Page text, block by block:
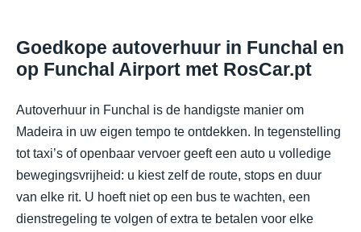
Goedkope autoverhuur in Funchal en
op Funchal Airport met RosCar.pt
Autoverhuur in Funchal is de handigste manier om
Madeira in uw eigen tempo te ontdekken. In tegenstelling
tot taxi’s of openbaar vervoer geeft een auto u volledige
bewegingsvrijheid: u kiest zelf de route, stops en duur
van elke rit. U hoeft niet op een bus te wachten, een
dienstregeling te volgen of extra te betalen voor elke